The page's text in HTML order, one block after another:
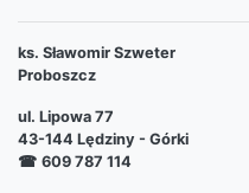
ks. Sławomir Szweter
Proboszcz
ul. Lipowa 77
43-144 Lędziny - Górki
☎ 609 787 114